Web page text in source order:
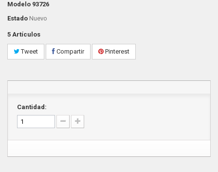
Modelo 93726
Estado Nuevo
5 Artículos
Tweet Compartir Pinterest
Cantidad: